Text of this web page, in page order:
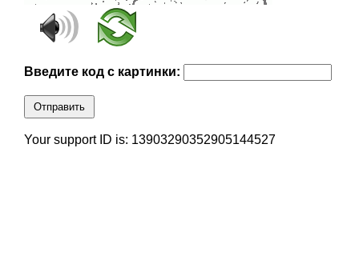
Введите код с картинки:
Отправить
Your support ID is: 13903290352905144527